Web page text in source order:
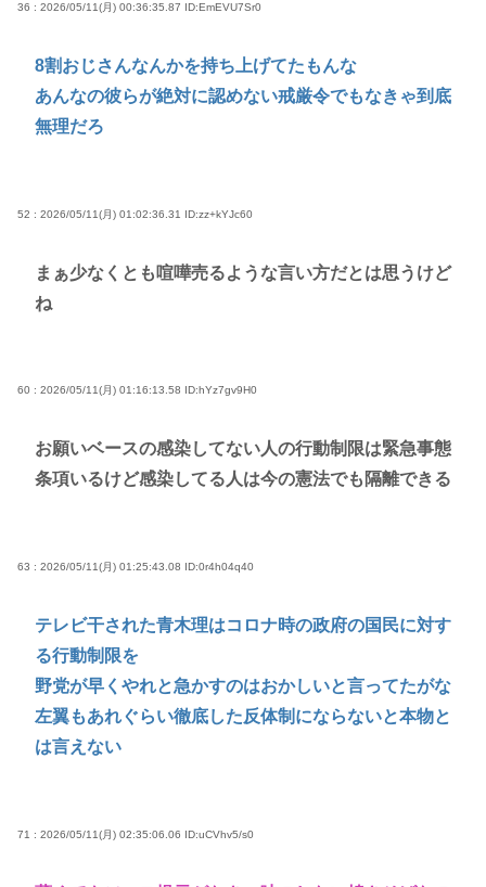
36 : 2026/05/11(月) 00:36:35.87 ID:EmEVU7Sr0
8割おじさんなんかを持ち上げてたもんな
あんなの彼らが絶対に認めない戒厳令でもなきゃ到底
無理だろ
52 : 2026/05/11(月) 01:02:36.31 ID:zz+kYJc60
まぁ少なくとも喧嘩売るような言い方だとは思うけど
ね
60 : 2026/05/11(月) 01:16:13.58 ID:hYz7gv9H0
お願いベースの感染してない人の行動制限は緊急事態
条項いるけど感染してる人は今の憲法でも隔離できる
63 : 2026/05/11(月) 01:25:43.08 ID:0r4h04q40
テレビ干された青木理はコロナ時の政府の国民に対す
る行動制限を
野党が早くやれと急かすのはおかしいと言ってたがな
左翼もあれぐらい徹底した反体制にならないと本物と
は言えない
71 : 2026/05/11(月) 02:35:06.06 ID:uCVhv5/s0